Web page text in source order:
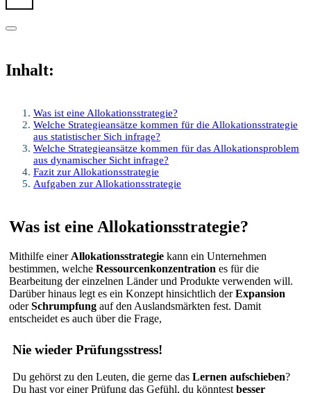
Inhalt:
Was ist eine Allokationsstrategie?
Welche Strategieansätze kommen für die Allokationsstrategie
aus statistischer Sich infrage?
Welche Strategieansätze kommen für das Allokationsproblem
aus dynamischer Sicht infrage?
Fazit zur Allokationsstrategie
Aufgaben zur Allokationsstrategie
Was ist eine Allokationsstrategie?
Mithilfe einer Allokationsstrategie kann ein Unternehmen
bestimmen, welche Ressourcenkonzentration es für die
Bearbeitung der einzelnen Länder und Produkte verwenden will.
Darüber hinaus legt es ein Konzept hinsichtlich derExpansion
oderSchrumpfung auf den Auslandsmärkten fest. Damit
entscheidet es auch über die Frage,
Nie wieder Prüfungsstress!
Du gehörst zu den Leuten, die gerne das Lernen aufschieben?
Du hast vor einer Prüfung das Gefühl, du könntest besser